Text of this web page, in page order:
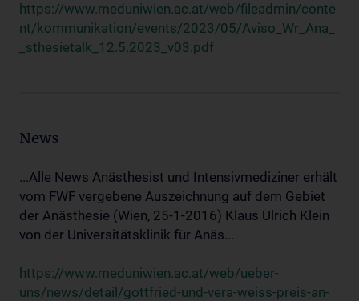
https://www.meduniwien.ac.at/web/fileadmin/conte
nt/kommunikation/events/2023/05/Aviso_Wr_Ana_
_sthesietalk_12.5.2023_v03.pdf
News
...Alle News Anästhesist und Intensivmediziner erhält
vom FWF vergebene Auszeichnung auf dem Gebiet
der Anästhesie (Wien, 25-1-2016) Klaus Ulrich Klein
von der Universitätsklinik für Anäs...
https://www.meduniwien.ac.at/web/ueber-
uns/news/detail/gottfried-und-vera-weiss-preis-an-